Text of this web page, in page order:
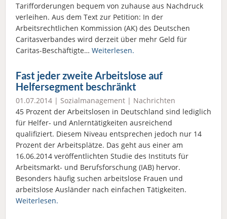
Tarifforderungen bequem von zuhause aus Nachdruck
verleihen. Aus dem Text zur Petition: In der
Arbeitsrechtlichen Kommission (AK) des Deutschen
Caritasverbandes wird derzeit über mehr Geld für
Caritas-Beschäftigte… Weiterlesen.
Fast jeder zweite Arbeitslose auf
Helfersegment beschränkt
01.07.2014 | Sozialmanagement | Nachrichten
45 Prozent der Arbeitslosen in Deutschland sind lediglich
für Helfer- und Anlerntätigkeiten ausreichend
qualifiziert. Diesem Niveau entsprechen jedoch nur 14
Prozent der Arbeitsplätze. Das geht aus einer am
16.06.2014 veröffentlichten Studie des Instituts für
Arbeitsmarkt- und Berufsforschung (IAB) hervor.
Besonders häufig suchen arbeitslose Frauen und
arbeitslose Ausländer nach einfachen Tätigkeiten.
Weiterlesen.